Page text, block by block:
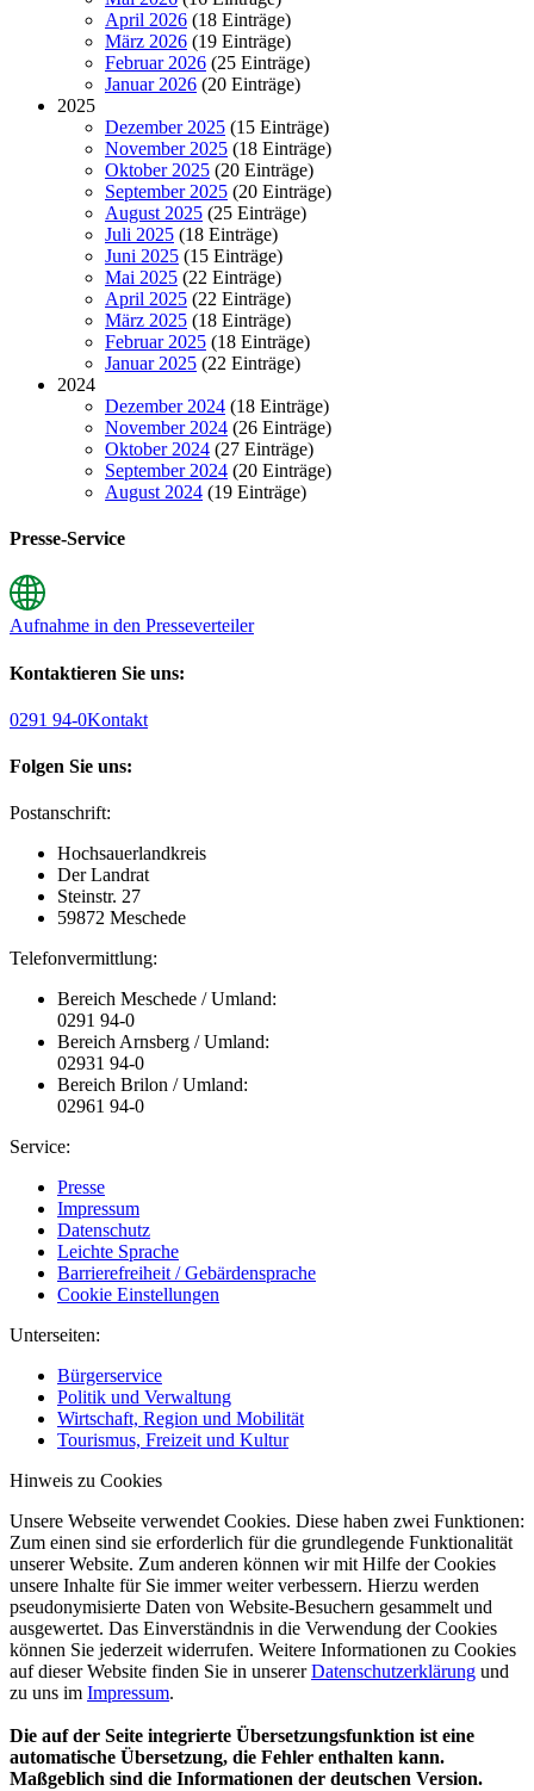
April 2026 (18 Einträge)
März 2026 (19 Einträge)
Februar 2026 (25 Einträge)
Januar 2026 (20 Einträge)
2025
Dezember 2025 (15 Einträge)
November 2025 (18 Einträge)
Oktober 2025 (20 Einträge)
September 2025 (20 Einträge)
August 2025 (25 Einträge)
Juli 2025 (18 Einträge)
Juni 2025 (15 Einträge)
Mai 2025 (22 Einträge)
April 2025 (22 Einträge)
März 2025 (18 Einträge)
Februar 2025 (18 Einträge)
Januar 2025 (22 Einträge)
2024
Dezember 2024 (18 Einträge)
November 2024 (26 Einträge)
Oktober 2024 (27 Einträge)
September 2024 (20 Einträge)
August 2024 (19 Einträge)
Presse-Service
Aufnahme in den Presseverteiler
Kontaktieren Sie uns:
0291 94-0Kontakt
Folgen Sie uns:
Postanschrift:
Hochsauerlandkreis
Der Landrat
Steinstr. 27
59872 Meschede
Telefonvermittlung:
Bereich Meschede / Umland:
0291 94-0
Bereich Arnsberg / Umland:
02931 94-0
Bereich Brilon / Umland:
02961 94-0
Service:
Presse
Impressum
Datenschutz
Leichte Sprache
Barrierefreiheit / Gebärdensprache
Cookie Einstellungen
Unterseiten:
Bürgerservice
Politik und Verwaltung
Wirtschaft, Region und Mobilität
Tourismus, Freizeit und Kultur
Hinweis zu Cookies
Unsere Webseite verwendet Cookies. Diese haben zwei Funktionen:
Zum einen sind sie erforderlich für die grundlegende Funktionalität
unserer Website. Zum anderen können wir mit Hilfe der Cookies
unsere Inhalte für Sie immer weiter verbessern. Hierzu werden
pseudonymisierte Daten von Website-Besuchern gesammelt und
ausgewertet. Das Einverständnis in die Verwendung der Cookies
können Sie jederzeit widerrufen. Weitere Informationen zu Cookies
auf dieser Website finden Sie in unsererDatenschutzerklärung und
zu uns im Impressum.
Die auf der Seite integrierte Übersetzungsfunktion ist eine
automatische Übersetzung, die Fehler enthalten kann.
Maßgeblich sind die Informationen der deutschen Version.